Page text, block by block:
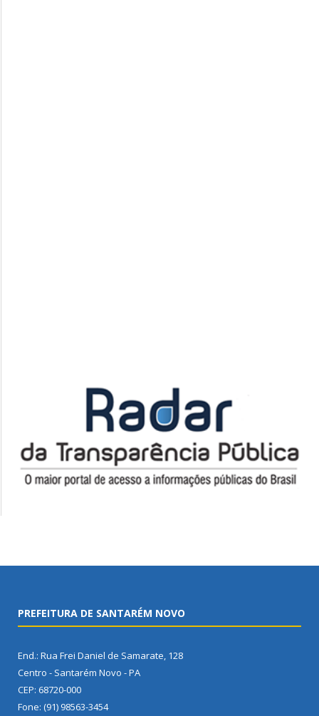
PREFEITURA DE SANTARÉM NOVO
End.: Rua Frei Daniel de Samarate, 128
Centro - Santarém Novo - PA
CEP: 68720-000
Fone: (91) 98563-3454